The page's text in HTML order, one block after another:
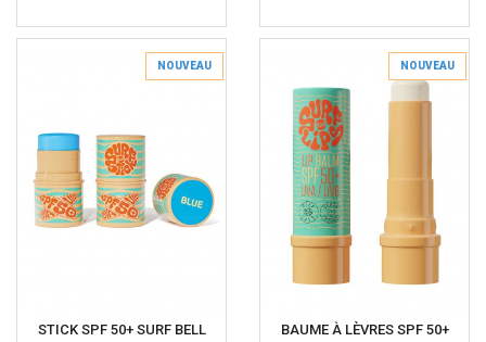
NOUVEAU
STICK SPF 50+ SURF BELL
NOUVEAU
BAUME À LÈVRES SPF 50+